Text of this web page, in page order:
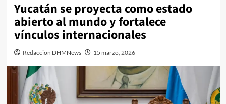
Yucatán se proyecta como estado
abierto al mundo y fortalece
vínculos internacionales
Redaccion DHMNews 15 marzo, 2026